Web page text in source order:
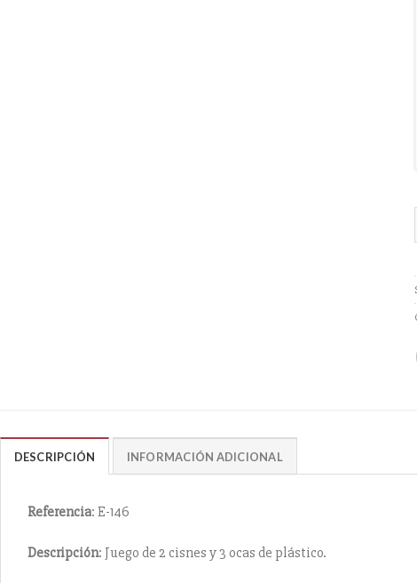
DESCRIPCIÓN INFORMACIÓN ADICIONAL
Referencia: E-146
Descripción: Juego de 2 cisnes y 3 ocas de plástico.